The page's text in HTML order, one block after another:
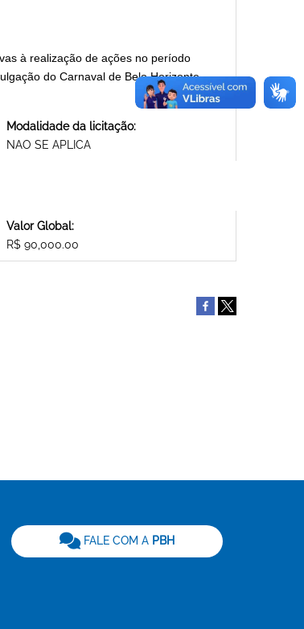
à realização de ações no período
do Carnaval de Belo Horizonte.
Modalidade da licitação:
NAO SE APLICA
Valor Global:
R$ 90,000.00
FALE COM A PBH